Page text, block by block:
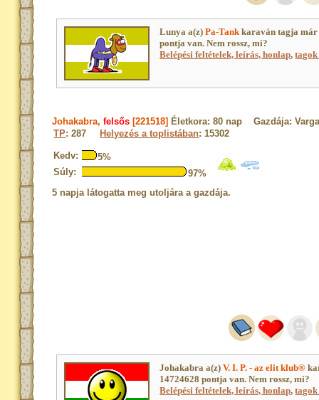
Lunya a(z)Pa-Tankkaraván tagja már
pontja van. Nem rossz, mi?
Belépési feltételek, leírás, honlap,
Johakabra,felsős [221518] Életkora: 80 nap Gazdája:
TP: 287 Helyezés a toplistában: 15302
Kedv:
5%
Súly:
97%
5 napja látogatta meg utoljára a gazdája.
Johakabra a(z)V. I. P. - az elit klub®
14724628 pontja van. Nem rossz, mi?
Belépési feltételek, leírás, honlap,